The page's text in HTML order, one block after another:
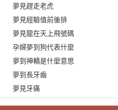
夢見趕走老虎
夢見經驗值前後排
夢見龍在天上飛號碼
孕婦夢到狗代表什麼
夢到神轎是什麼意思
夢到長牙齒
夢見牙痛